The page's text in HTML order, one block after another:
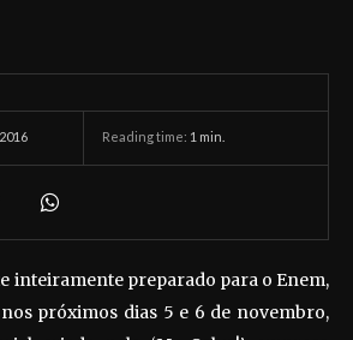
Reading time: 1 min.
inteiramente preparado para o Enem,
próximos dias 5 e 6 de novembro,